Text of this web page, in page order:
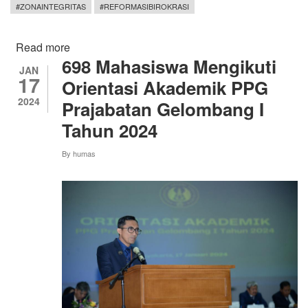
#ZONAINTEGRITAS
#REFORMASIBIROKRASI
Read more
Yudisium
Pendidikan
Profesi
Guru
UNY
JAN
17
2024
698 Mahasiswa Mengikuti
Orientasi Akademik PPG
Prajabatan Gelombang I
Tahun 2024
By humas